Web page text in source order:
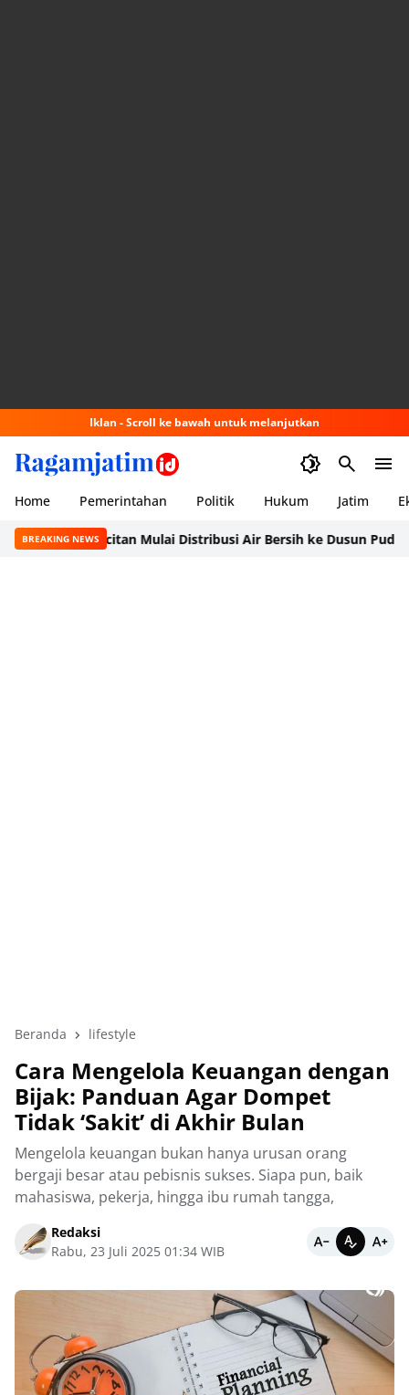
Iklan - Scroll ke bawah untuk melanjutkan
Home Pemerintahan Politik Hukum Jatim
BREAKING NEWS
PMI Pacitan Mulai Distribusi Air Bersih ke Dusun Pudak,
Beranda lifestyle
Cara Mengelola Keuangan dengan
Bijak: Panduan Agar Dompet
Tidak ‘Sakit’ di Akhir Bulan
Mengelola keuangan bukan hanya urusan orang
bergaji besar atau pebisnis sukses. Siapa pun, baik
mahasiswa, pekerja, hingga ibu rumah tangga,
Redaksi
Rabu, 23 Juli 2025 01:34 WIB